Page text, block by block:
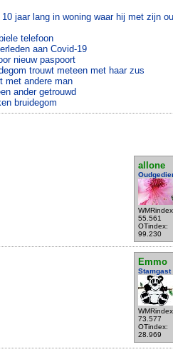
jaar lang in woning waar hij met zijn
telefoon
aan Covid-19
nieuw paspoort
trouwt meteen met haar zus
met andere man
ander getrouwd
bruidegom
allone
55.561
OTindex:
99.230
Emmo
Stamgast
73.577
OTindex:
28.969